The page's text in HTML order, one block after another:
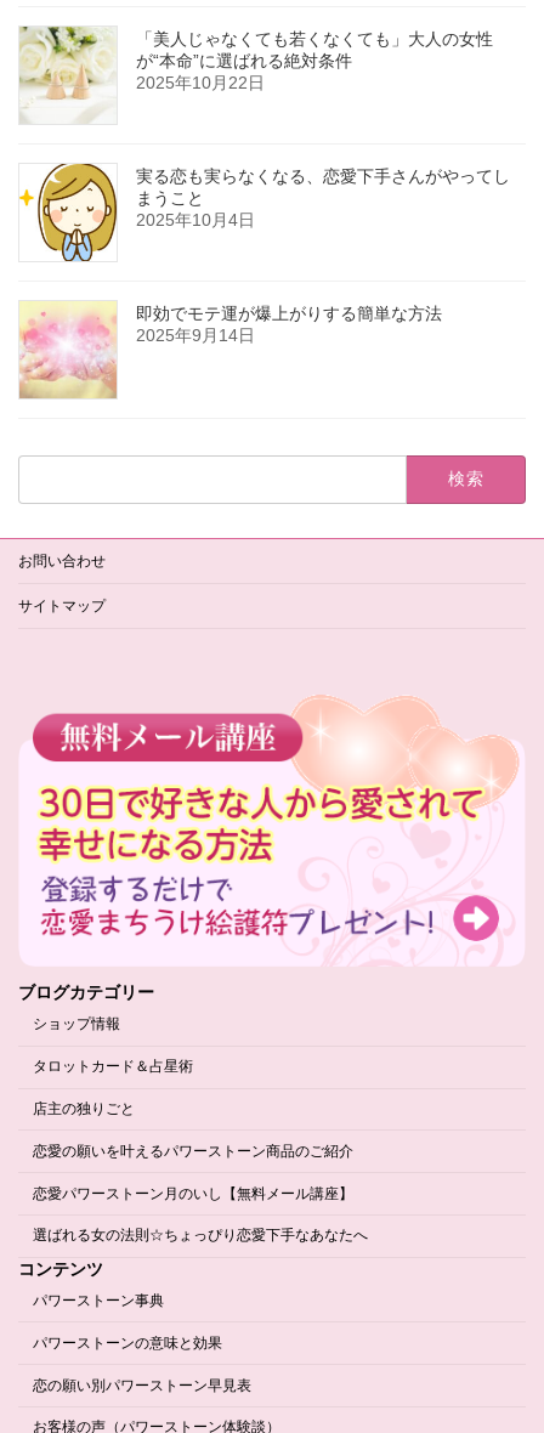
「美人じゃなくても若くなくても」大人の女性
が“本命”に選ばれる絶対条件
2025年10月22日
実る恋も実らなくなる、恋愛下手さんがやってし
まうこと
2025年10月4日
即効でモテ運が爆上がりする簡単な方法
2025年9月14日
検
お問い合わせ
サイトマップ
ブログカテゴリー
ショップ情報
タロットカード＆占星術
店主の独りごと
恋愛の願いを叶えるパワーストーン商品のご紹介
恋愛パワーストーン月のいし【無料メール講座】
選ばれる女の法則☆ちょっぴり恋愛下手なあなたへ
コンテンツ
パワーストーン事典
パワーストーンの意味と効果
恋の願い別パワーストーン早見表
お客様の声（パワーストーン体験談）